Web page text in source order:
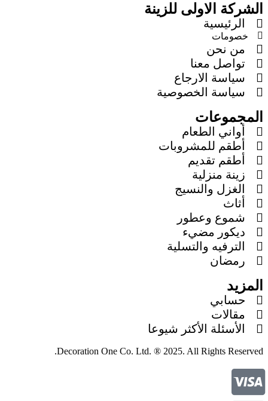
الشركة الاولى للزينة
الرئيسية
خصومات
من نحن
تواصل معنا
سياسة الارجاع
سياسة الخصوصية
المجموعات
أواني الطعام
أطقم للمشروبات
أطقم تقديم
زينة منزلية
الغزل والنسيج
أثاث
شموع وعطور
ديكور مضيء
الترفيه والتسلية
رمضان
المزيد
حسابي
مقالات
الأسئلة الأكثر شيوعا
Decoration One Co. Ltd. ® 2025. All Rights Reserved.